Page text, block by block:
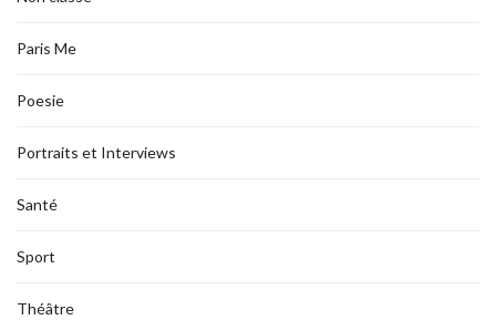
Paris Me
Poesie
Portraits et Interviews
Santé
Sport
Théâtre